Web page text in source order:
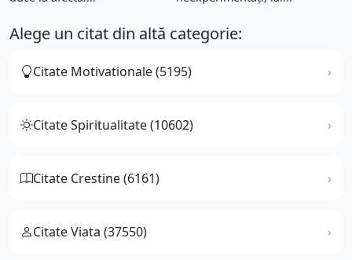
Alege un citat din altă categorie:
Citate Motivationale (5195)
Citate Spiritualitate (10602)
Citate Crestine (6161)
Citate Viata (37550)